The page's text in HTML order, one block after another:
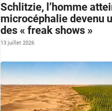
Schlitzie, l’homme
microcéphalie devenu
des « freak shows »
13 juillet 2026